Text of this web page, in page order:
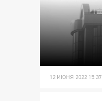
12 ИЮНЯ 2022 15:37